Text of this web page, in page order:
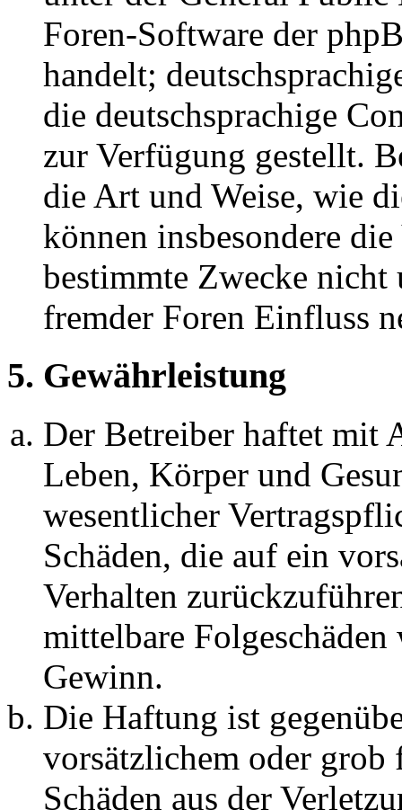
Foren-Software der
handelt;
die deutschsprachige
zur Verfügung gestellt.
die Art und Weise, wie
können insbesondere
bestimmte Zwecke nicht
fremder Foren Einfluss
5. Gewährleistung
Der Betreiber haftet mit
Leben, Körper und
wesentlicher
Schäden, die auf ein
Verhalten
mittelbare Folgeschäden
Gewinn.
Die Haftung ist
vorsätzlichem oder grob
Schäden aus der